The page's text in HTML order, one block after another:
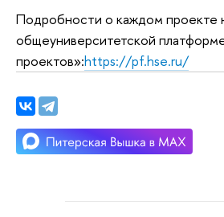
Подробности о каждом проекте
общеуниверситетской
проектов»:https://pf.hse.ru/